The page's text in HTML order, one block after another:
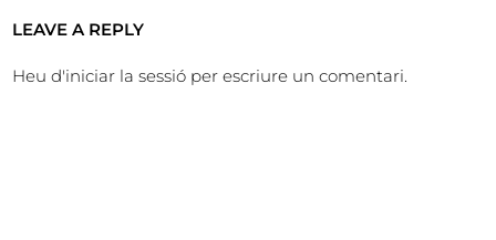
LEAVE A REPLY
Heu d'iniciar la sessió per escriure un comentari.